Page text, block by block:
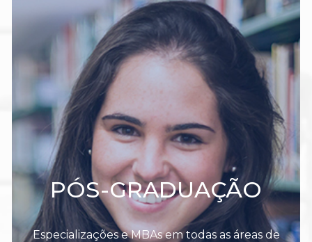
PÓS-GRADUAÇÃO
Especializações e MBAs em todas as áreas de